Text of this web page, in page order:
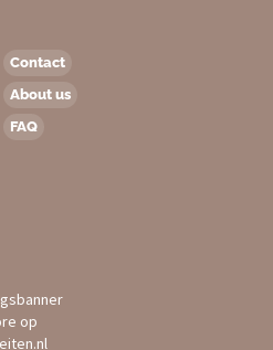
Contact
About us
FAQ